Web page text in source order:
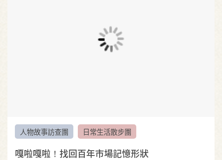
人物故事訪查團 日常生活散步團
嘎啦嘎啦！找回百年市場記憶形狀